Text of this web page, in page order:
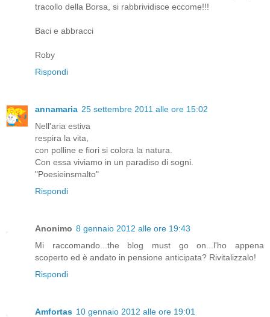
tracollo della Borsa, si rabbrividisce eccome!!!
Baci e abbracci
Roby
Rispondi
annamaria 25 settembre 2011 alle ore 15:02
Nell'aria estiva
respira la vita,
con polline e fiori si colora la natura.
Con essa viviamo in un paradiso di sogni.
"Poesieinsmalto"
Rispondi
Anonimo 8 gennaio 2012 alle ore 19:43
Mi raccomando...the blog must go on...l'ho appena
scoperto ed è andato in pensione anticipata? Rivitalizzalo!
Rispondi
Amfortas 10 gennaio 2012 alle ore 19:01